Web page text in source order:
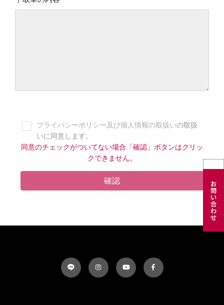
プライバシーポリシー及び個人情報の取扱いの取扱
いに同意します。
同意のチェックがついてない場合「確認」ボタンはクリッ
クできません。